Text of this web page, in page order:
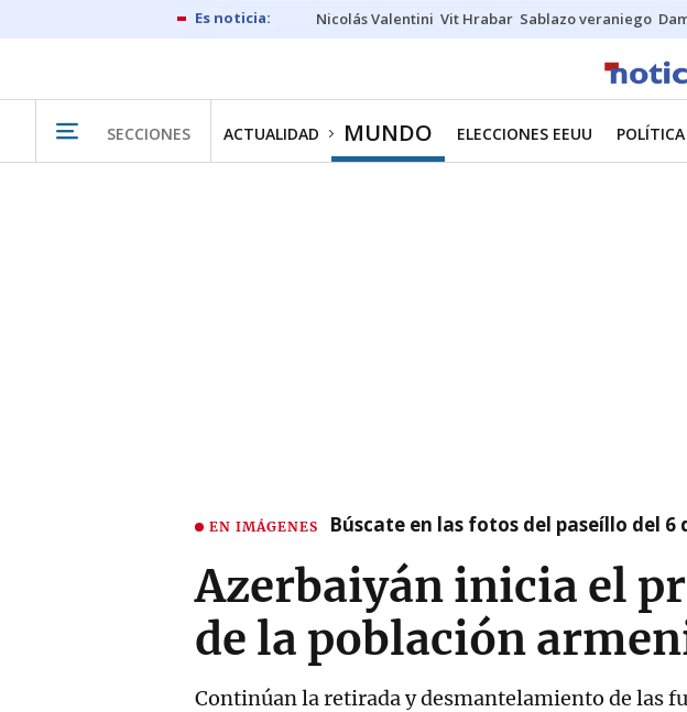
Nicolás Valentini Vit Hrabar Sablazo veraniego
SECCIONES ACTUALIDAD MUNDO ELECCIONES EEUU POLÍTICA
EN IMÁGENES Búscate en las fotos del paseíllo del 6
Azerbaiyán inicia el
de la población
Continúan la retirada y desmantelamiento de las